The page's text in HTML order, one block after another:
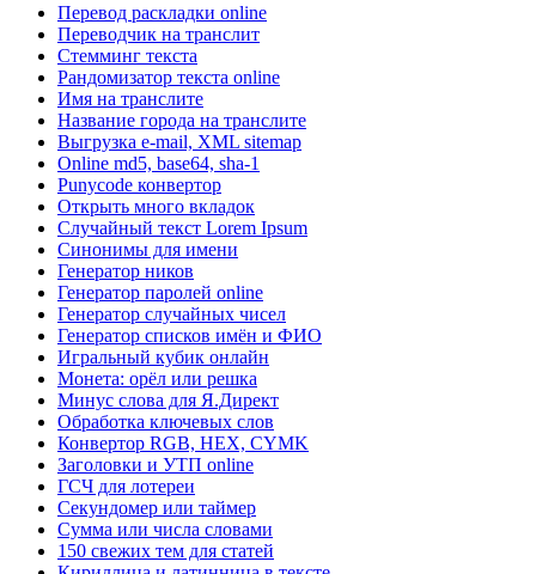
Перевод раскладки online
Переводчик на транслит
Стемминг текста
Рандомизатор текста online
Имя на транслите
Название города на транслите
Выгрузка e-mail, XML sitemap
Online md5, base64, sha-1
Punycode конвертор
Открыть много вкладок
Случайный текст Lorem Ipsum
Синонимы для имени
Генератор ников
Генератор паролей online
Генератор случайных чисел
Генератор списков имён и ФИО
Игральный кубик онлайн
Монета: орёл или решка
Минус слова для Я.Директ
Обработка ключевых слов
Конвертор RGB, HEX, CYMK
Заголовки и УТП online
ГСЧ для лотереи
Секундомер или таймер
Сумма или числа словами
150 свежих тем для статей